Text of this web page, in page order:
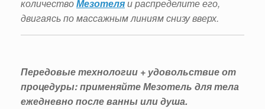
количествоМезотеляи распределите его,
двигаясь по массажным линиям снизу вверх.
Передовые технологии + удовольствие от
процедуры: применяйте Мезотель для тела
ежедневно после ванны или душа.